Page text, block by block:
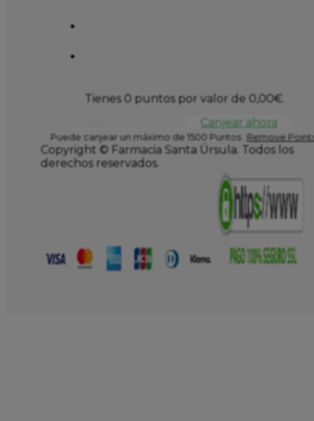
Tienes 0 puntos por valor de 0,00€.
Canjear ahora
Puede canjear un máximo de 1500 Puntos Remove
Copyright © Farmacia Santa Úrsula. Todos los
derechos reservados.